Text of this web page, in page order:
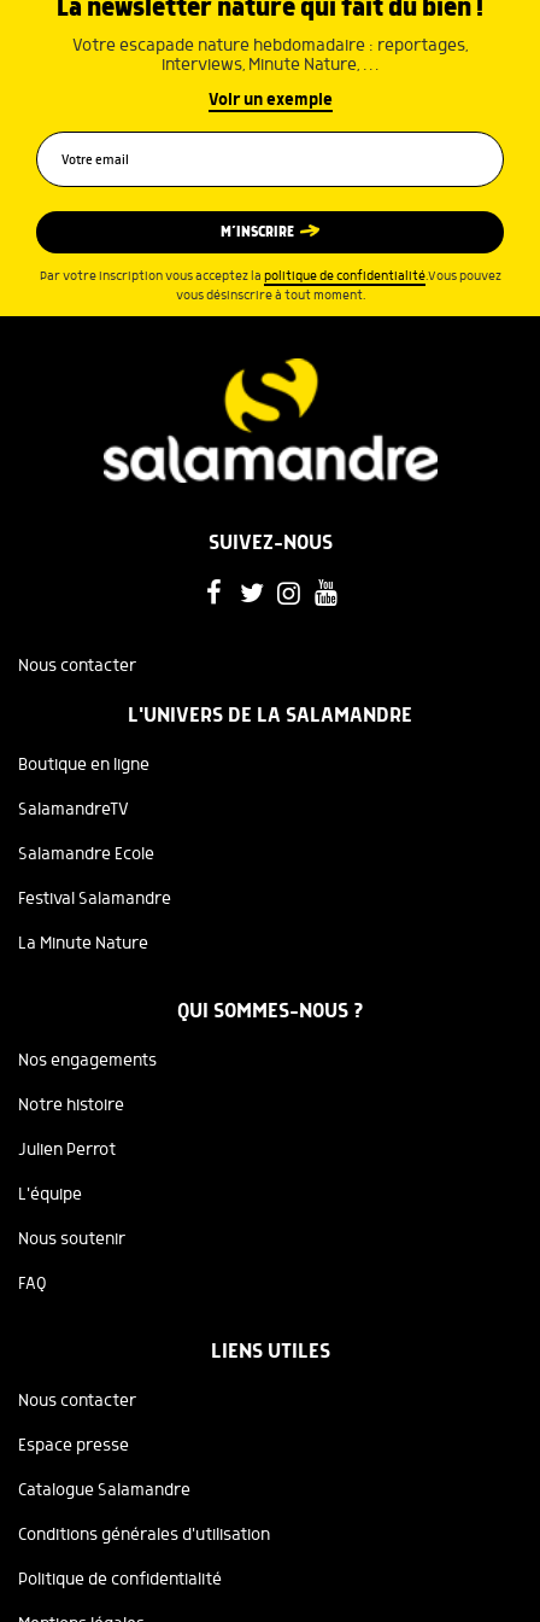
La newsletter nature qui fait du bien !
Votre escapade nature hebdomadaire : reportages,
interviews, Minute Nature, …
Voir un exemple
M’INSCRIRE
Par votre inscription vous acceptez la politique de confidentialité.Vous pouvez
vous désinscrire à tout moment.
SUIVEZ-NOUS
Nous contacter
L'UNIVERS DE LA SALAMANDRE
Boutique en ligne
SalamandreTV
Salamandre Ecole
Festival Salamandre
La Minute Nature
QUI SOMMES-NOUS ?
Nos engagements
Notre histoire
Julien Perrot
L'équipe
Nous soutenir
FAQ
LIENS UTILES
Nous contacter
Espace presse
Catalogue Salamandre
Conditions générales d'utilisation
Politique de confidentialité